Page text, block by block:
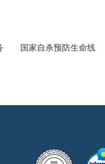
国家自杀预防生命线